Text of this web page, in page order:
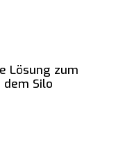
Lösung zum
Silo